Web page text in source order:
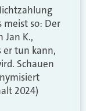
meist so: Der
K.,
er tun kann,
Schauen
2024)